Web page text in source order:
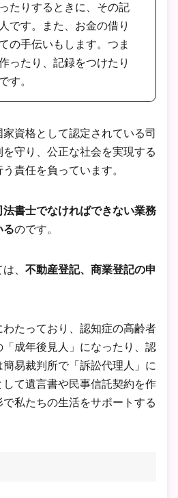
たりするときに、その記
です。また、お金の借り
の手伝いもします。つま
ったり、記録をつけたり
す。
資格として認定されている司
守り、公正な社会を実現する
責任を負っています。
法書士でなければできない業務
るのです。
、 不動産登記、商業登記の申
たっており、認知症の高齢者
成年後見人」になったり、認
易裁判所で「訴訟代理人」に
て遺言書や民事信託契約を作
私たちの生活をサポートする